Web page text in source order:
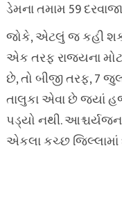
ડેમના તમામ 59
જોકે, એટલું જ કહી
એક તરફ રાજ્યના
છે, તો બીજી તરફ, 7
તાલુકા એવા છે જ્યાં
પડ્યો નથી.
એકલા કચ્છ